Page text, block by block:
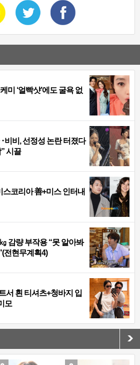
미 ‘얼빡샷’에도 굴욕 없
비, 선정성 논란 터졌다
시끌
스코리아 善+미스 인터내
감량 부작용 “못 알아봐
전현무계획4)
서 흰 티셔츠+청바지 입
모